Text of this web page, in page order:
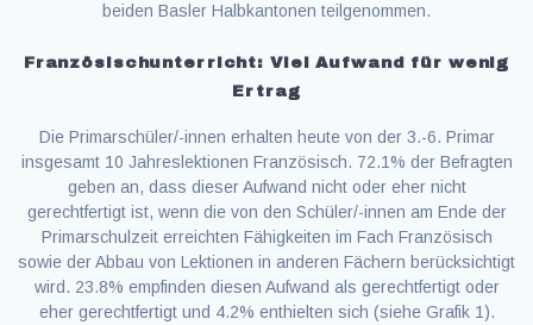
beiden Basler Halbkantonen teilgenommen.
Französischunterricht: Viel Aufwand für wenig
Ertrag
Die Primarschüler/-innen erhalten heute von der 3.-6. Primar
insgesamt 10 Jahreslektionen Französisch. 72.1% der Befragten
geben an, dass dieser Aufwand nicht oder eher nicht
gerechtfertigt ist, wenn die von den Schüler/-innen am Ende der
Primarschulzeit erreichten Fähigkeiten im Fach Französisch
sowie der Abbau von Lektionen in anderen Fächern berücksichtigt
wird. 23.8% empfinden diesen Aufwand als gerechtfertigt oder
eher gerechtfertigt und 4.2% enthielten sich (siehe Grafik 1).